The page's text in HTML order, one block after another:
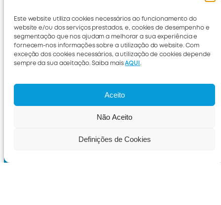
Este website utiliza cookies necessários ao funcionamento do
website e/ou dos serviços prestados, e, cookies de desempenho e
segmentação que nos ajudam a melhorar a sua experiência e
fornecem-nos informações sobre a utilização do website. Com
exceção dos cookies necessários, a utilização de cookies depende
sempre da sua aceitação. Saiba maisAQUI
Aceito
Não Aceito
Definições de Cookies
ACOMPANHA A
CONSUMERCHOICE
SUBSCREVE A NOSSA
NEWSLETTER
Subscreve